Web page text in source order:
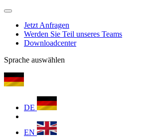
Jetzt Anfragen
Werden Sie Teil unseres Teams
Downloadcenter
Sprache auswählen
DE
EN